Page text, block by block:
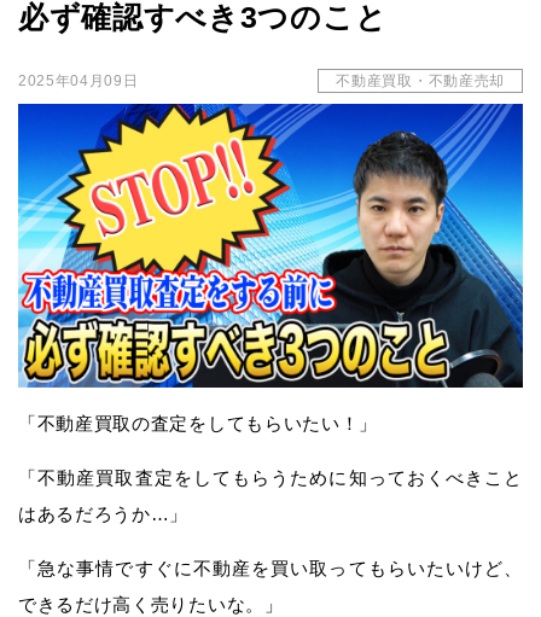
必ず確認すべき3つのこと
2025年04月09日 不動産買取・不動産売却
「不動産買取の査定をしてもらいたい！」
「不動産買取査定をしてもらうために知っておくべきこと
はあるだろうか…」
「急な事情ですぐに不動産を買い取ってもらいたいけど、
できるだけ高く売りたいな。」